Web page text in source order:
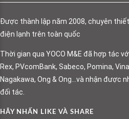
Được thành lập năm 2008, chuyên
điện lạnh trên toàn quốc
Thời gian qua YOCO M&E đã hợp tác
Rex, PVcomBank, Sabeco, Pomina,
Nagakawa, Ong & Ong…và nhận được
đối tác.
HÃY NHẤN LIKE VÀ SHARE